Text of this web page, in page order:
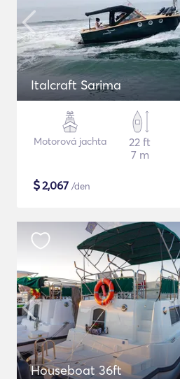
Italcraft Sarima
Motorová jachta
22 ft
7 m
$2,067 /den
Houseboat 36ft